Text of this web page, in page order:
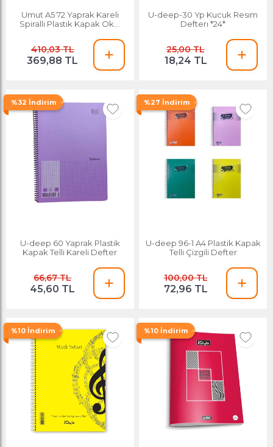
Umut A5 72 Yaprak Kareli
Spiralli Plastik Kapak Okul
410,03 TL
369,88 TL
U-deep-30 Yp Kucuk Resım
Defterı *24*
25,00 TL
18,24 TL
%32 İndirim
U-deep 60 Yaprak Plastik
Kapak Telli Kareli Defter
66,67 TL
45,60 TL
%27 İndirim
U-deep 96-1 A4 Plastik Kapak
Telli Çizgili Defter
100,00 TL
72,96 TL
%10 İndirim %10 İndirim